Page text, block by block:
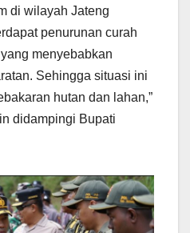
di wilayah Jateng
penurunan curah
menyebabkan
Sehingga situasi ini
hutan dan lahan,”
didampingi Bupati